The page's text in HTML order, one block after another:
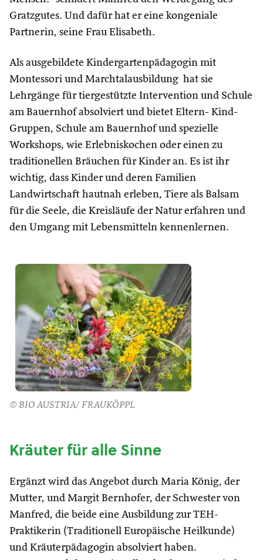
Gratzgutes. Und dafür hat er eine kongeniale
Partnerin, seine Frau Elisabeth.
Als ausgebildete Kindergartenpädagogin mit
Montessori und Marchtalausbildung hat sie
Lehrgänge für tiergestützte Intervention und Schule
am Bauernhof absolviert und bietet Eltern- Kind-
Gruppen, Schule am Bauernhof und spezielle
Workshops, wie Erlebniskochen oder einen zu
traditionellen Bräuchen für Kinder an. Es ist ihr
wichtig, dass Kinder und deren Familien
Landwirtschaft hautnah erleben, Tiere als Balsam
für die Seele, die Kreisläufe der Natur erfahren und
den Umgang mit Lebensmitteln kennenlernen.
© BIO AUSTRIA/ FRAUKÖPPL
Kräuter für alle Sinne
Ergänzt wird das Angebot durch Maria König, der
Mutter, und Margit Bernhofer, der Schwester von
Manfred, die beide eine Ausbildung zur TEH-
Praktikerin (Traditionell Europäische Heilkunde)
und Kräuterpädagogin absolviert haben.